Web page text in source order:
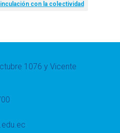
con la colectividad
1076 y Vicente